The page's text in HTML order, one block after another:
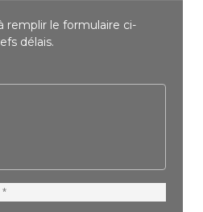
remplir le formulaire ci-
délais.